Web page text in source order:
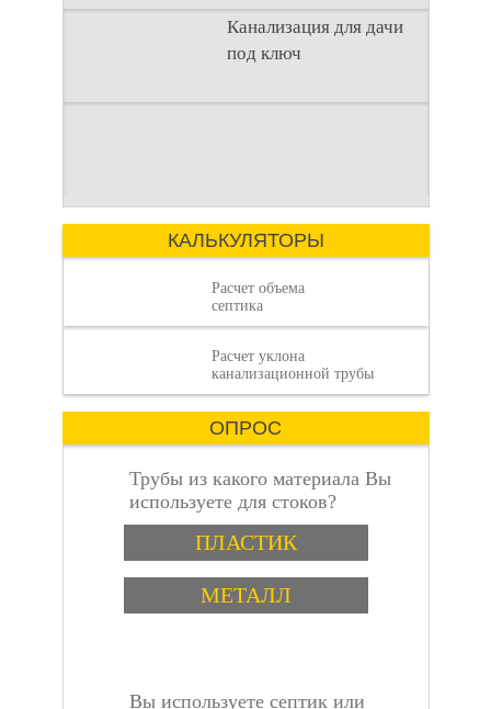
Канализация для дачи
под ключ
Современный
отсутствие
где каждая деталь
имеет значение.
КАЛЬКУЛЯТОРЫ
Расчет объема
септика
Расчет уклона
канализационной трубы
ОПРОС
Трубы из какого материала Вы
используете для стоков?
ВариантыПЛАСТИК
МЕТАЛЛ
Вы используете септик или